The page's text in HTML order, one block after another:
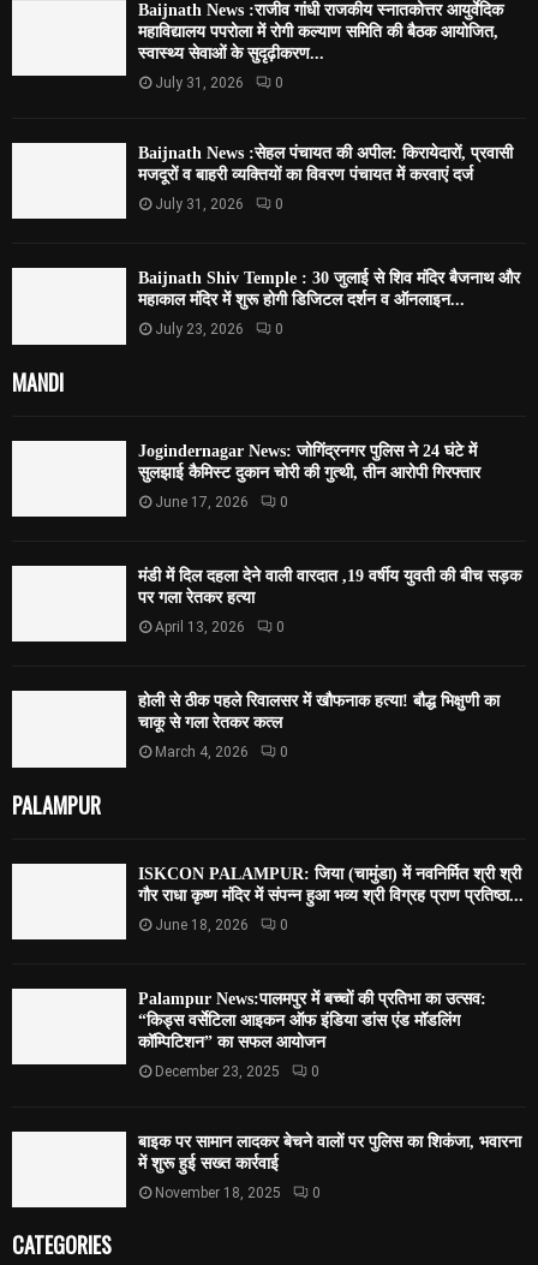
Baijnath News :राजीव गांधी राजकीय स्नातकोत्तर आयुर्वेदिक
महाविद्यालय पपरोला में रोगी कल्याण समिति की बैठक आयोजित,
स्वास्थ्य सेवाओं के सुदृढ़ीकरण...
July 31, 2026 0
Baijnath News :सेहल पंचायत की अपील: किरायेदारों, प्रवासी
मजदूरों व बाहरी व्यक्तियों का विवरण पंचायत में करवाएं दर्ज
July 31, 2026 0
Baijnath Shiv Temple : 30 जुलाई से शिव मंदिर बैजनाथ और
महाकाल मंदिर में शुरू होगी डिजिटल दर्शन व ऑनलाइन...
July 23, 2026 0
MANDI
Jogindernagar News: जोगिंद्रनगर पुलिस ने 24 घंटे में
सुलझाई कैमिस्ट दुकान चोरी की गुत्थी, तीन आरोपी गिरफ्तार
June 17, 2026 0
मंडी में दिल दहला देने वाली वारदात ,19 वर्षीय युवती की बीच सड़क
पर गला रेतकर हत्या
April 13, 2026 0
होली से ठीक पहले रिवालसर में खौफनाक हत्या! बौद्ध भिक्षुणी का
चाकू से गला रेतकर कत्ल
March 4, 2026 0
PALAMPUR
ISKCON PALAMPUR: जिया (चामुंडा) में नवनिर्मित श्री श्री
गौर राधा कृष्ण मंदिर में संपन्न हुआ भव्य श्री विग्रह प्राण प्रतिष्ठा...
June 18, 2026 0
Palampur News:पालमपुर में बच्चों की प्रतिभा का उत्सव:
“किड्स वर्सेटिला आइकन ऑफ इंडिया डांस एंड मॉडलिंग
कॉम्पिटिशन” का सफल आयोजन
December 23, 2025 0
बाइक पर सामान लादकर बेचने वालों पर पुलिस का शिकंजा, भवारना
में शुरू हुई सख्त कार्रवाई
November 18, 2025 0
CATEGORIES